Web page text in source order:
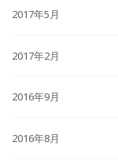
2017年5月
2017年2月
2016年9月
2016年8月